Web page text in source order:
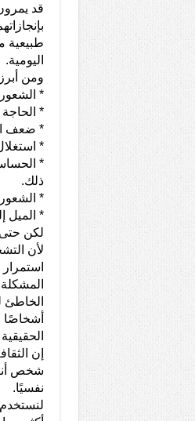
قد
طبيعية
اليومية.
ومن
* الشعور
*
* ضعف
*
*
ذلك.
*
* الميل
لكن
لأن
الخاطئ
إن
شخص
نفسيًا.